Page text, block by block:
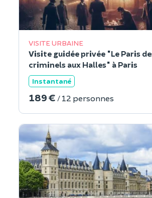
VISITE URBAINE
Visite guidée privée "Le Paris
criminels aux Halles" à Paris
Instantané
189 € / 12 personnes